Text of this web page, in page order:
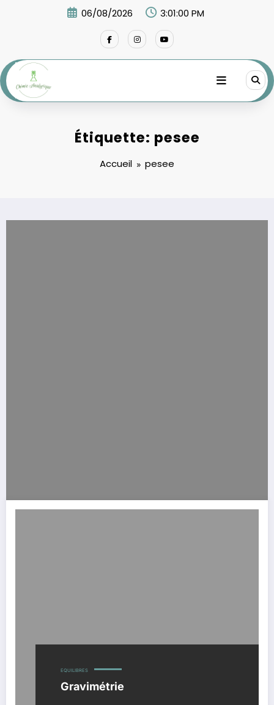
06/08/2026 3:01:00 PM
Étiquette: pesee
Accueil pesee
EQUILIBRES
Gravimétrie